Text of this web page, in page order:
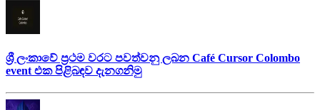
ශ්‍රී ලංකාවේ ප්‍රථම වරට පවත්වනු ලබන Café Cursor Colombo
event එක පිළිබඳව දැනගනිමු